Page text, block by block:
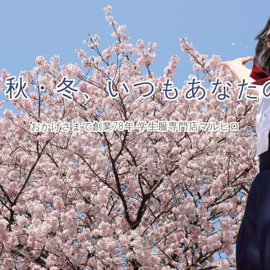
・冬、いつもあな
おかげさまで創業78年 学生服専門店マルヒロ